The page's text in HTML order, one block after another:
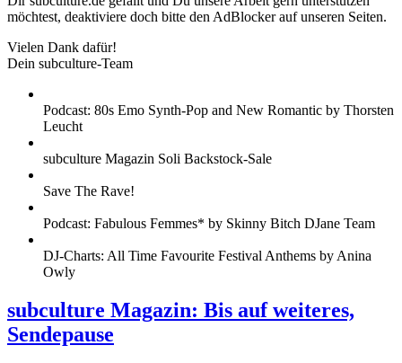
möchtest, deaktiviere doch bitte den AdBlocker auf unseren Seiten.
Vielen Dank dafür!
Dein subculture-Team
Podcast: 80s Emo Synth-Pop and New Romantic by Thorsten
Leucht
subculture Magazin Soli Backstock-Sale
Save The Rave!
Podcast: Fabulous Femmes* by Skinny Bitch DJane Team
DJ-Charts: All Time Favourite Festival Anthems by Anina
Owly
subculture Magazin: Bis auf weiteres,
Sendepause